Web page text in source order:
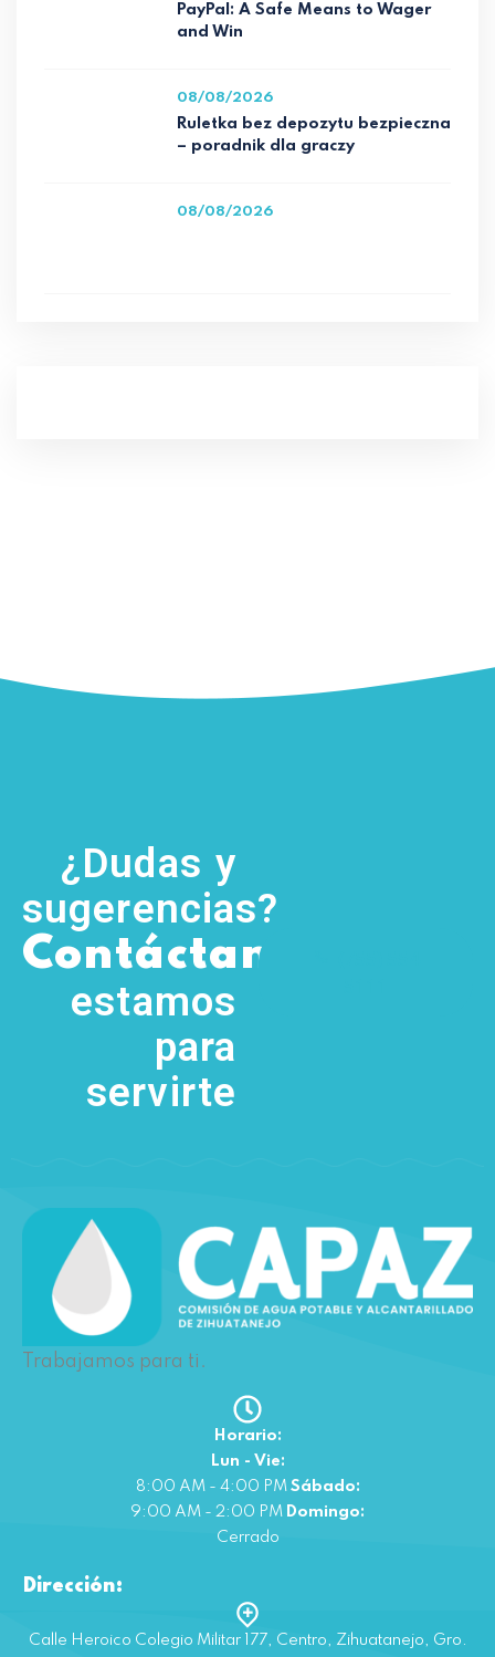
PayPal: A Safe Means to Wager
and Win
08/08/2026
Ruletka bez depozytu bezpieczna
– poradnik dla graczy
08/08/2026
¿Dudas y
sugerencias?
Contáctanos
estamos
para
servirte
Trabajamos para ti.
Horario:
Lun - Vie:
8:00 AM - 4:00 PM Sábado:
9:00 AM - 2:00 PM Domingo:
Cerrado
Dirección:
Calle Heroico Colegio Militar 177, Centro, Zihuatanejo, Gro.